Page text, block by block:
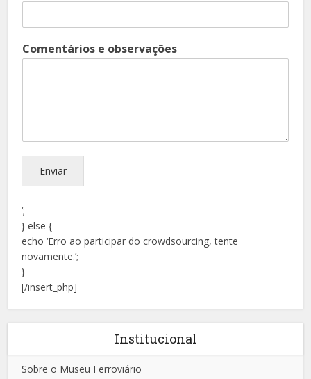
Comentários e observações
Enviar
‘;
} else {
echo ‘Erro ao participar do crowdsourcing, tente
novamente.’;
}
[/insert_php]
Institucional
Sobre o Museu Ferroviário